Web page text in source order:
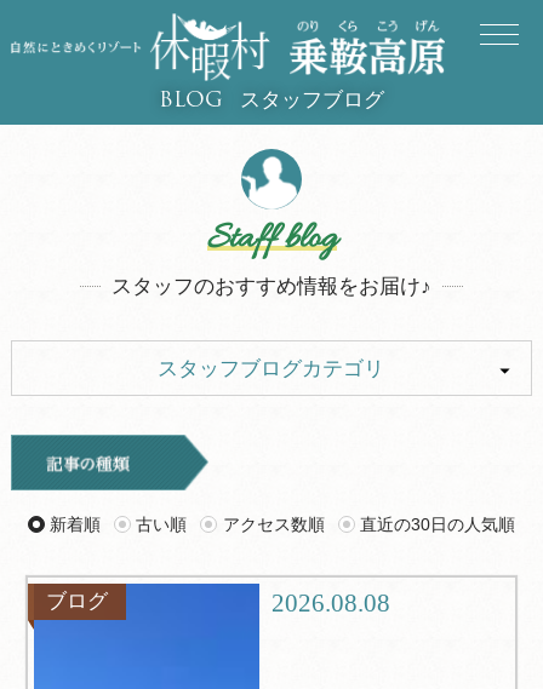
BLOG スタッフブログ
Staff blog
スタッフのおすすめ情報をお届け♪
スタッフブログカテゴリ
キャンプ
旅行記 ツアー
グルメ
新着順 古い順 アクセス数順 直近の30日の人気順
ブログ 2026.08.08